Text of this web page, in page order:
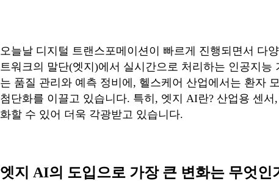
오늘날 디지털 트랜스포메이션이 빠르게 진행되면서 다
트워크의 말단(엣지)에서 실시간으로 처리하는 인공지
는 품질 관리와 예측 정비에, 헬스케어 산업에서는 환자
첨단화를 이끌고 있습니다. 특히, 엣지 AI란? 산업용 센
화할 수 있어 더욱 각광받고 있습니다.
엣지 AI의 도입으로 가장 큰 변화는 무엇인